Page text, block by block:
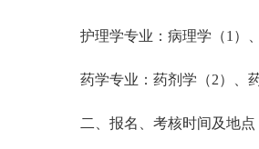
护理学专业：病理学（1）、
药学专业：药剂学（2）、
二、报名、考核时间及地点